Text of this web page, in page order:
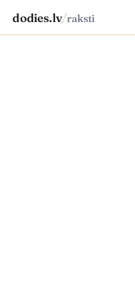
dodies.lv/raksti